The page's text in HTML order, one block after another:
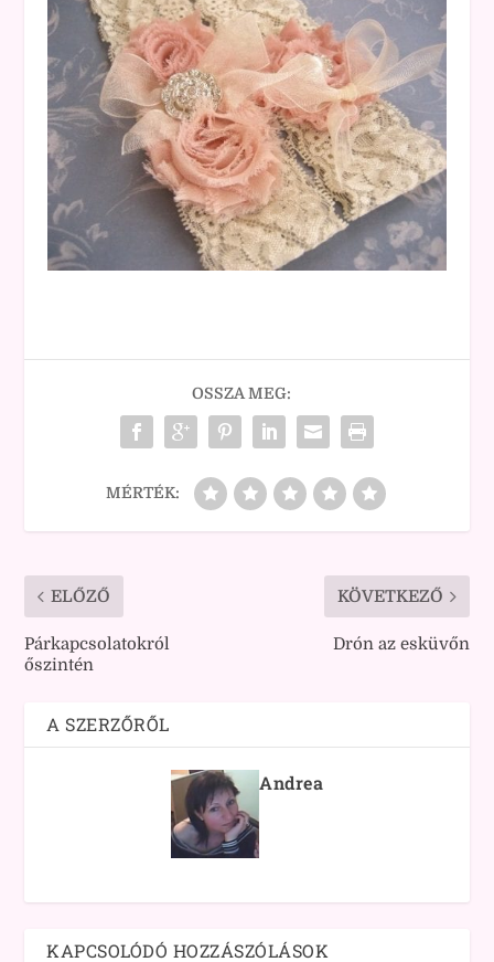
OSSZA MEG:
MÉRTÉK:
ELŐZŐ
Párkapcsolatokról
őszintén
KÖVETKEZŐ
Drón az esküvőn
A SZERZŐRŐL
Andrea
KAPCSOLÓDÓ HOZZÁSZÓLÁSOK